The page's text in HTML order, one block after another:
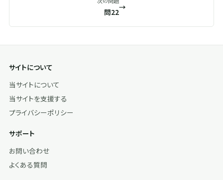
問22
→
サイトについて
当サイトについて
当サイトを支援する
プライバシーポリシー
サポート
お問い合わせ
よくある質問